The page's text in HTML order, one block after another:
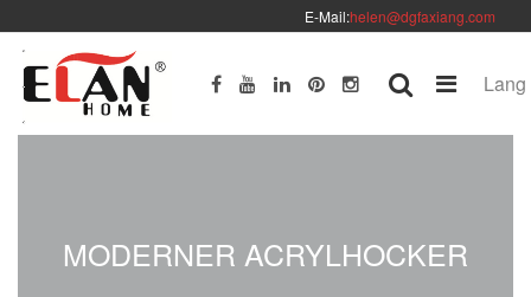
E-Mail:helen@dgfaxiang.com
Lang
MODERNER ACRYLHOCKER